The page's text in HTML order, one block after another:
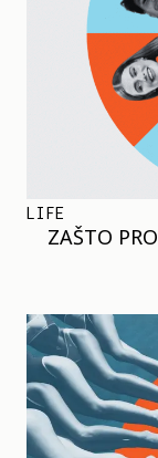
LIFE
ZAŠTO